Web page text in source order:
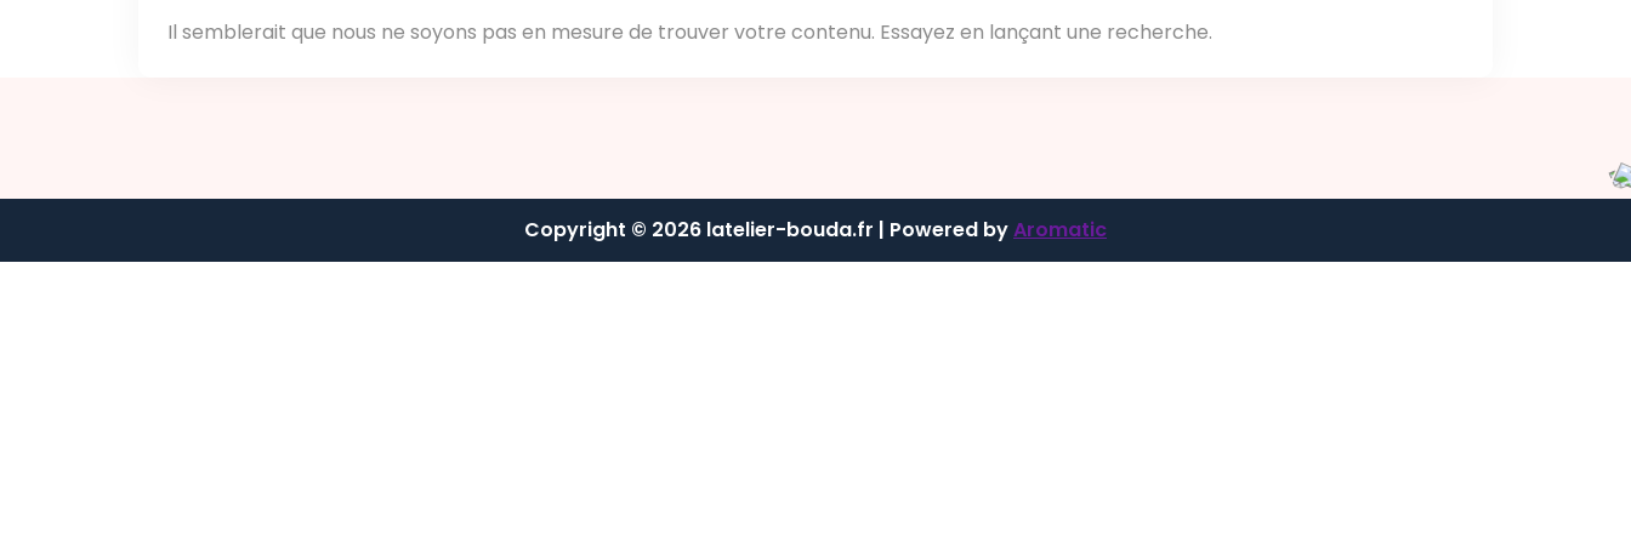
Il semblerait que nous ne soyons pas en mesure de trouver votre contenu. Essayez en lançant une recherche.
Copyright © 2026 latelier-bouda.fr | Powered byAromatic